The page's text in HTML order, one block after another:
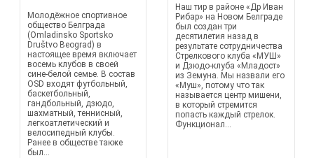
Молодёжное спортивное
общество Белграда
(Omladinsko Sportsko
Društvo Beograd) в
настоящее время включает
восемь клубов в своей
сине-белой семье. В состав
OSD входят футбольный,
баскетбольный,
гандбольный, дзюдо,
шахматный, теннисный,
легкоатлетический и
велосипедный клубы.
Ранее в обществе также
был...
Наш тир в районе «Др Иван
Рибар» на Новом Белграде
был создан три
десятилетия назад в
результате сотрудничества
Стрелкового клуба «МУШ»
и Дзюдо-клуба «Младост»
из Земуна. Мы назвали его
«Муш», потому что так
называется центр мишени,
в который стремится
попасть каждый стрелок.
Функционал...